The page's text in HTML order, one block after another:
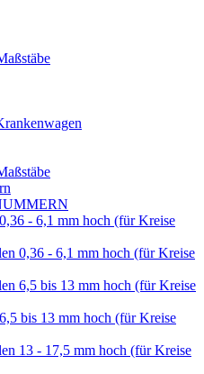
- 6,1 mm hoch (für Kreise
0,36 - 6,1 mm hoch (für Kreise
6,5 bis 13 mm hoch (für Kreise
bis 13 mm hoch (für Kreise
13 - 17,5 mm hoch (für Kreise